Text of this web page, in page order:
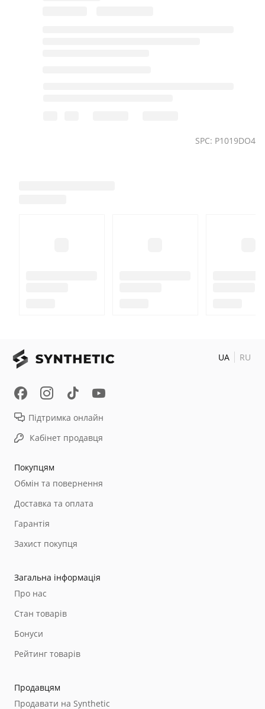
SPC: P1019DO4
Покупцям
Обмін та повернення
Доставка та оплата
Гарантія
Захист покупця
Загальна інформація
Про нас
Стан товарів
Бонуси
Рейтинг товарів
Продавцям
Продавати на Synthetic
Підтримка онлайн
Кабінет продавця
UA RU